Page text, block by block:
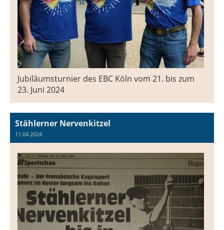
Jubiläumsturnier des EBC Köln vom 21. bis zum
23. Juni 2024
Stählerner Nervenkitzel
11.04.2024